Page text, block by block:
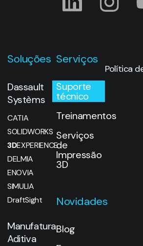
Soluções
Dassault
Systèms
CATIA
SOLIDWORKS
3DEXPERIENCE
DELMIA
ENOVIA
SIMULIA
DraftSight
Manufatura
Aditiva
Serviços
Suporte
técnico
Treinamentos
Serviços
de
Impressão
3D
Novidades
Blog
Política